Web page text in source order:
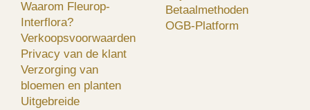
Waarom Fleurop-
Interflora?
Verkoopsvoorwaarden
Privacy van de klant
Verzorging van
bloemen en planten
Uitgebreide
Betaalmethoden
OGB-Platform